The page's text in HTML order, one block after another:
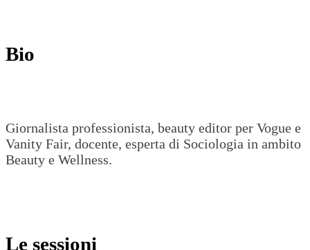
Bio
Giornalista professionista, beauty editor per Vogue e
Vanity Fair, docente, esperta di Sociologia in ambito
Beauty e Wellness.
Le sessioni